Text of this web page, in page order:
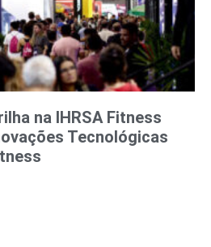
na IHRSA Fitness
Tecnológicas